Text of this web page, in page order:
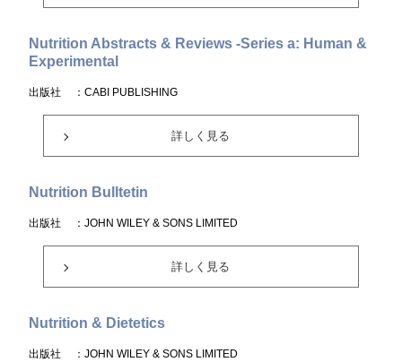
Nutrition Abstracts & Reviews -Series a: Human &
Experimental
出版社 ：CABI PUBLISHING
詳しく見る
Nutrition Bulltetin
出版社 ：JOHN WILEY & SONS LIMITED
詳しく見る
Nutrition & Dietetics
出版社 ：JOHN WILEY & SONS LIMITED